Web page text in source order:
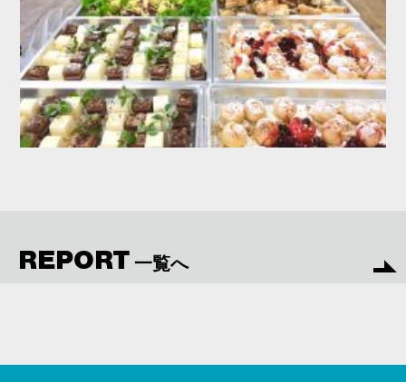
REPORT 一覧へ